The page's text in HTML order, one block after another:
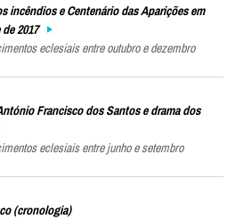
incêndios e Centenário das Aparições em
2017
eclesiais entre outubro e dezembro
Francisco dos Santos e drama dos
eclesiais entre junho e setembro
(cronologia)